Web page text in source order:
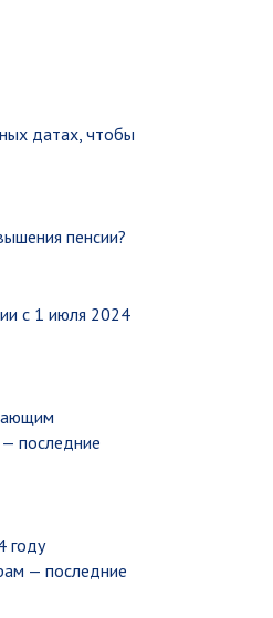
датах, чтобы
пенсии?
с 1 июля 2024
последние
году
— последние